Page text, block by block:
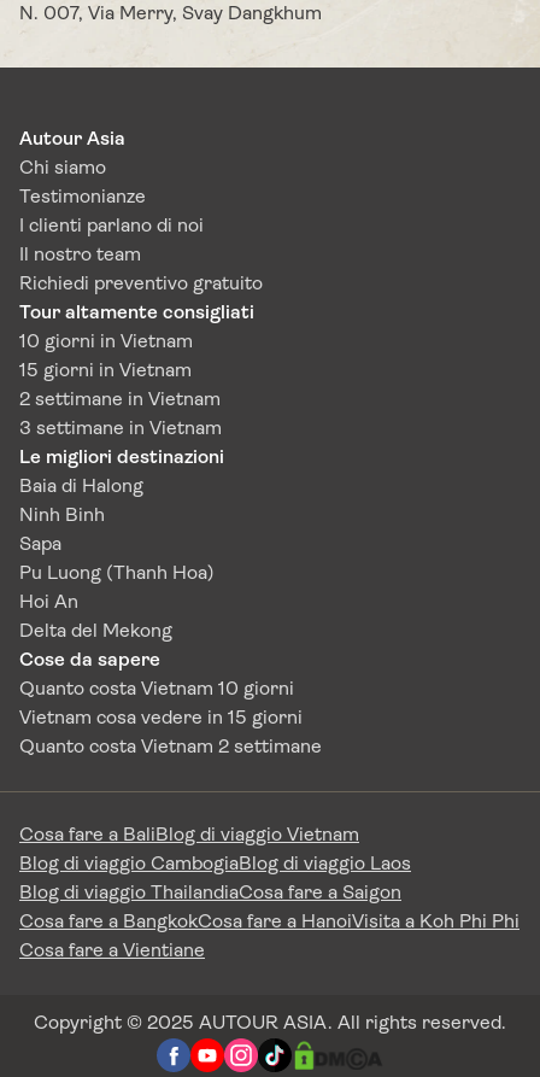
N. 007, Via Merry, Svay Dangkhum
Autour Asia
Chi siamo
Testimonianze
I clienti parlano di noi
Il nostro team
Richiedi preventivo gratuito
Tour altamente consigliati
10 giorni in Vietnam
15 giorni in Vietnam
2 settimane in Vietnam
3 settimane in Vietnam
Le migliori destinazioni
Baia di Halong
Ninh Binh
Sapa
Pu Luong (Thanh Hoa)
Hoi An
Delta del Mekong
Cose da sapere
Quanto costa Vietnam 10 giorni
Vietnam cosa vedere in 15 giorni
Quanto costa Vietnam 2 settimane
Cosa fare a BaliBlog di viaggio Vietnam
Blog di viaggio CambogiaBlog di viaggio Laos
Blog di viaggio ThailandiaCosa fare a Saigon
Cosa fare a BangkokCosa fare a HanoiVisita a Koh Phi Phi
Cosa fare a Vientiane
Copyright © 2025 AUTOUR ASIA. All rights reserved.